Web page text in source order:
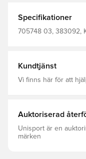
Specifikationer
705748 03, 383092,
Kundtjänst
Vi finns här för att
Auktoriserad
Unisport är en
märken